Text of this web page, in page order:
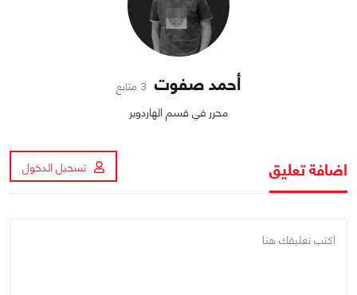
أحمد صفوت 3 متابع
محرر في قسم الهاردوير
اضافة تعليق تسجيل الدخول